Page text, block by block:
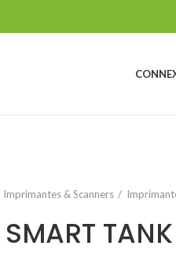
Imprimantes & Scanners
SMART